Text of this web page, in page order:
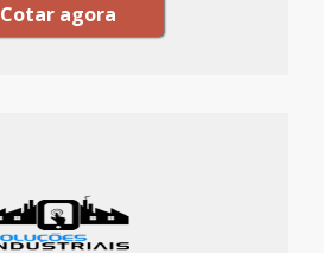
Cotar agora